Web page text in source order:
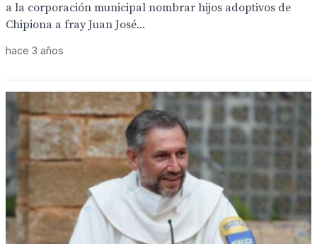
a la corporación municipal nombrar hijos adoptivos de
Chipiona a fray Juan José...
hace 3 años